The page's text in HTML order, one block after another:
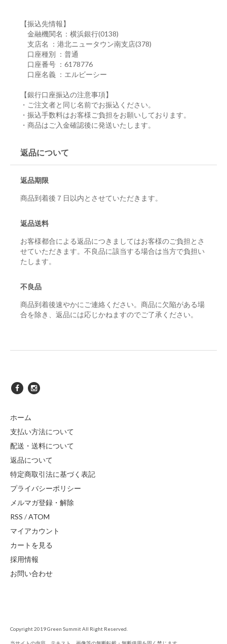
【振込先情報】
金融機関名：横浜銀行(0138)
支店名 ：港北ニュータウン南支店(378)
口座種別 ：普通
口座番号 ：6178776
口座名義 ：エルビーシー
【銀行口座振込の注意事項】
・ご注文者と同じ名前でお振込ください。
・振込手数料はお客様ご負担をお願いしております。
・商品はご入金確認後に発送いたします。
返品について
返品期限
商品到着後７日以内とさせていただきます。
返品送料
お客様都合による返品につきましてはお客様のご負担とさ
せていただきます。不良品に該当する場合は当方で負担い
たします。
不良品
商品到着後速やかにご連絡ください。商品に欠陥がある場
合を除き、返品には応じかねますのでご了承ください。
ホーム
支払い方法について
配送・送料について
返品について
特定商取引法に基づく表記
プライバシーポリシー
メルマガ登録・解除
RSS /ATOM
マイアカウント
カートを見る
採用情報
お問い合わせ
Copyright 2019 Green Summit All Right Reserved.